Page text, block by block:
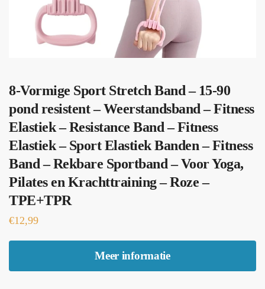
8-Vormige Sport Stretch Band – 15-90
pond resistent – Weerstandsband – Fitness
Elastiek – Resistance Band – Fitness
Elastiek – Sport Elastiek Banden – Fitness
Band – Rekbare Sportband – Voor Yoga,
Pilates en Krachttraining – Roze –
TPE+TPR
€12,99
Meer informatie